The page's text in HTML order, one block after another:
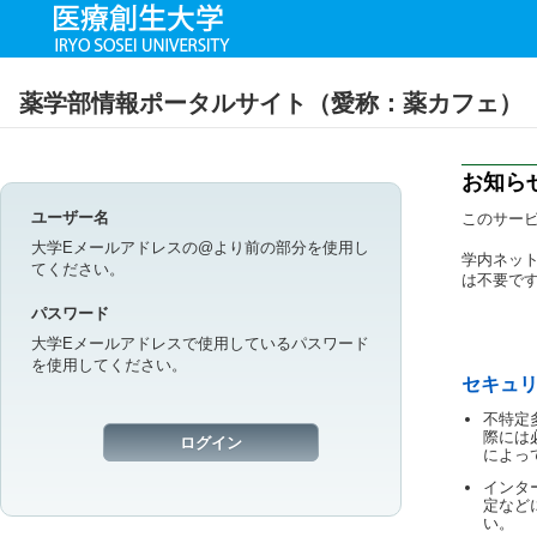
薬学部情報ポータルサイト（愛称：薬カフェ）
ユーザー名
大学Eメールアドレスの@より前の部分を使用し
てください。
パスワード
大学Eメールアドレスで使用しているパスワード
を使用してください。
お知ら
このサー
学内ネッ
は不要で
セキュ
不特定
際には
によっ
インタ
定など
い。